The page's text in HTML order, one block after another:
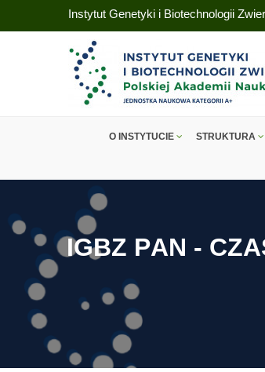
Instytut Genetyki i Biotechnologii
O INSTYTUCIE STRUKTURA
IGBZ PAN - CZA